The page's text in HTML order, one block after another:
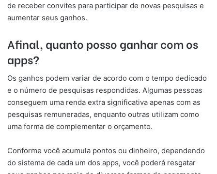
de receber convites para participar de novas pesquisas e
aumentar seus ganhos.
Afinal, quanto posso ganhar com os
apps?
Os ganhos podem variar de acordo com o tempo dedicado
e o número de pesquisas respondidas. Algumas pessoas
conseguem uma renda extra significativa apenas com as
pesquisas remuneradas, enquanto outras utilizam como
uma forma de complementar o orçamento.
Conforme você acumula pontos ou dinheiro, dependendo
do sistema de cada um dos apps, você poderá resgatar